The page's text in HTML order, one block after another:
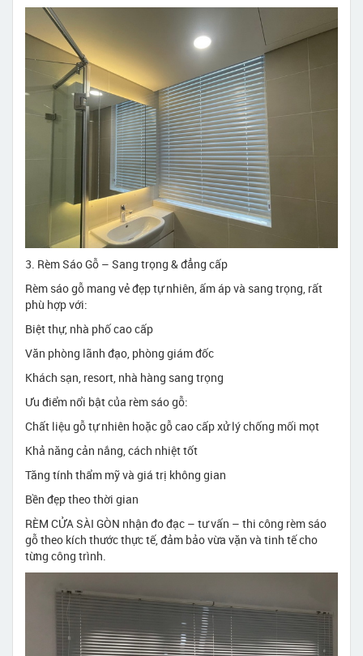
3. Rèm Sáo Gỗ – Sang trọng & đẳng cấp
Rèm sáo gỗ mang vẻ đẹp tự nhiên, ấm áp và sang trọng, rất
phù hợp với:
Biệt thự, nhà phố cao cấp
Văn phòng lãnh đạo, phòng giám đốc
Khách sạn, resort, nhà hàng sang trọng
Ưu điểm nổi bật của rèm sáo gỗ:
Chất liệu gỗ tự nhiên hoặc gỗ cao cấp xử lý chống mối mọt
Khả năng cản nắng, cách nhiệt tốt
Tăng tính thẩm mỹ và giá trị không gian
Bền đẹp theo thời gian
RÈM CỬA SÀI GÒN nhận đo đạc – tư vấn – thi công rèm sáo
gỗ theo kích thước thực tế, đảm bảo vừa vặn và tinh tế cho
từng công trình.